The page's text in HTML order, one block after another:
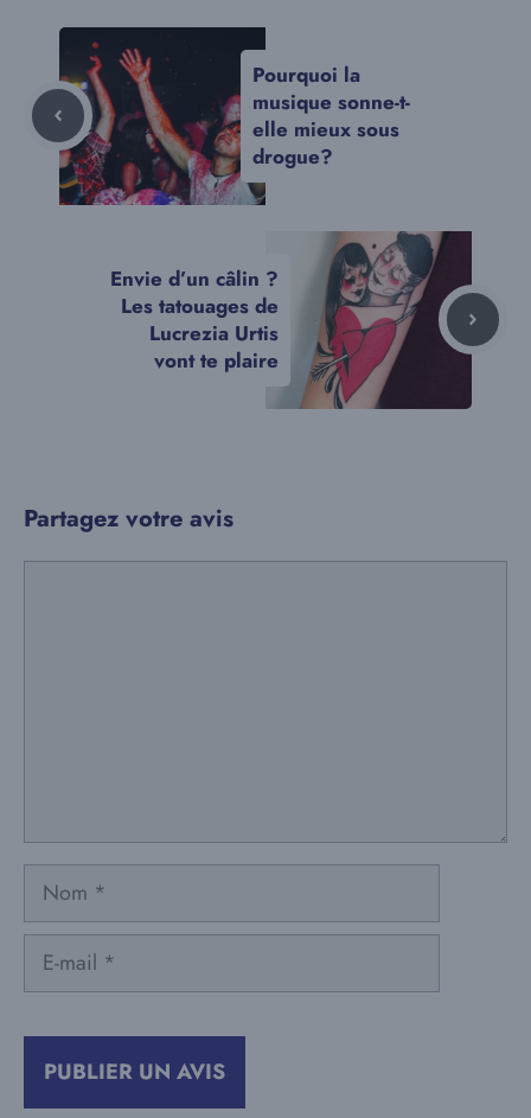
Pourquoi la
musique sonne-t-
elle mieux sous
drogue?
Envie d’un câlin ?
Les tatouages de
Lucrezia Urtis
vont te plaire
Partagez votre avis
Nom
mail